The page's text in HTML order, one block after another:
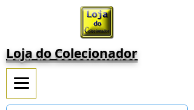
Loja do Colecionador